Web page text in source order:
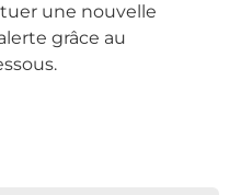
une nouvelle
grâce au